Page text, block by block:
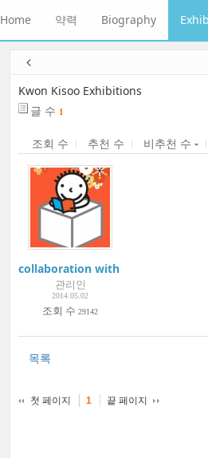
Home 약력 Biography
Kwon Kisoo Exhibitions
글 수 1
조회 수 추천 수 비추천 수
collaboration with YES24 and
관리인
2014.05.02
조회 수 29142
목록
첫 페이지 1 끝 페이지